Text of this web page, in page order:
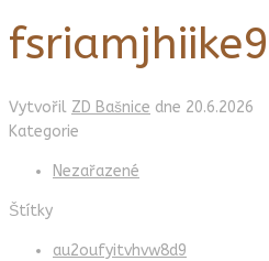
Vytvořil ZD Bašnice dne 20.6.2026
Kategorie
Nezařazené
Štítky
au2oufyitvhvw8d9